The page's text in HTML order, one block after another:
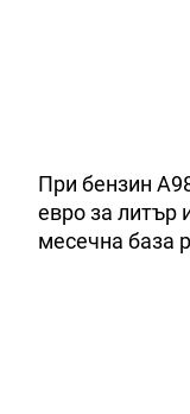
При бензин
евро за литър
месечна база